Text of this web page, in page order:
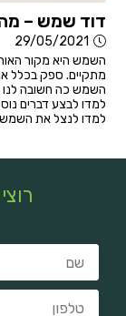
דוד שמש –
29/05/2021
השמש היא מקור
מתקיים. ספק בכלל אם
השמש כה חשובה לנו
למדו לבצע דברים
למדו לנצל את